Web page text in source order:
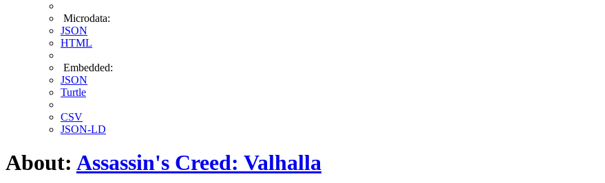
Microdata:
JSON
HTML
Embedded:
JSON
Turtle
CSV
JSON-LD
About: Assassin's Creed: Valhalla